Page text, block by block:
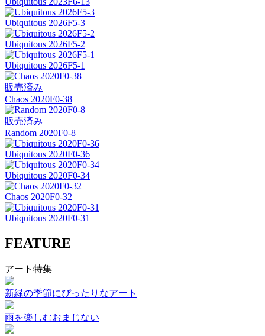
Ubiquitous 2026F5-3
Ubiquitous 2026F5-2
Ubiquitous 2026F5-1
販売済み
Chaos 2020F0-38
販売済み
Random 2020F0-8
Ubiquitous 2020F0-36
Ubiquitous 2020F0-34
Chaos 2020F0-32
Ubiquitous 2020F0-31
FEATURE
アート特集
新緑の季節にぴったりなアート
雨を楽しむおまじない